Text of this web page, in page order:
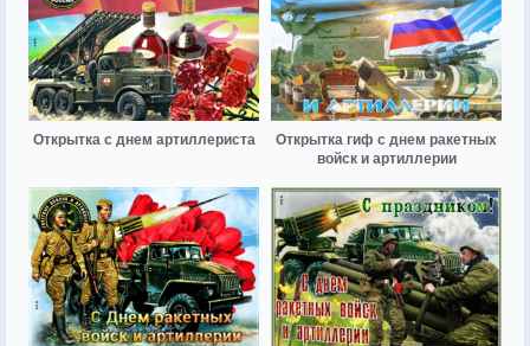
Открытка с днем артиллериста
Открытка гиф с днем ракетных
войск и артиллерии